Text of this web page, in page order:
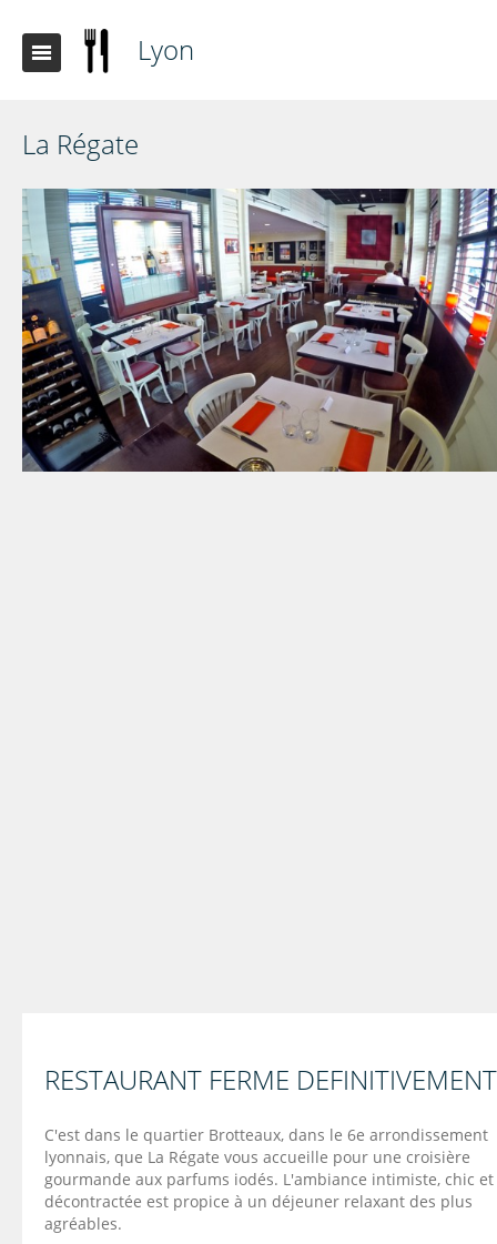
Lyon
La Régate
RESTAURANT FERME DEFINITIVEMENT
C'est dans le quartier Brotteaux, dans le 6e arrondissement
lyonnais, que La Régate vous accueille pour une croisière
gourmande aux parfums iodés. L'ambiance intimiste, chic et
décontractée est propice à un déjeuner relaxant des plus
agréables.